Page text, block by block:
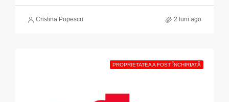
Cristina Popescu 2 luni ago
PROPRIETATEA A FOST ÎNCHIRIATĂ